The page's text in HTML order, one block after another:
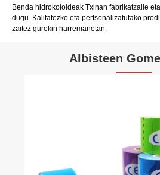
Benda hidrokoloideak Txinan fabrikatzaile
dugu. Kalitatezko eta pertsonalizatutako
zaitez gurekin harremanetan.
Albisteen